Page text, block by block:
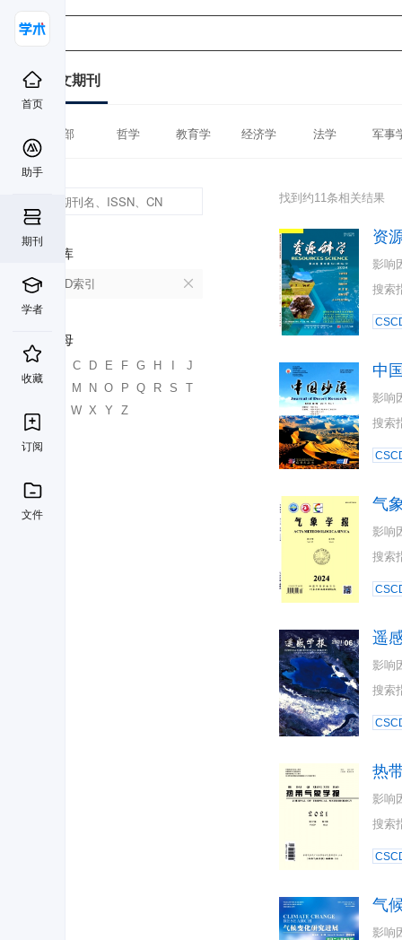
首页
助手
期刊
学者
收藏
订阅
文件
中文期刊
全部 哲学 教育学 经济学 法学 军事
数据库
CSCD索引
首字母
C D E F G H
J
K
M N O P Q R S
T
W X Y Z
找到约11条相关结果
资
影响
搜索
中
影响
搜索
气
影响
搜索
遥
影响
搜索
热
影响
搜索
气
影响